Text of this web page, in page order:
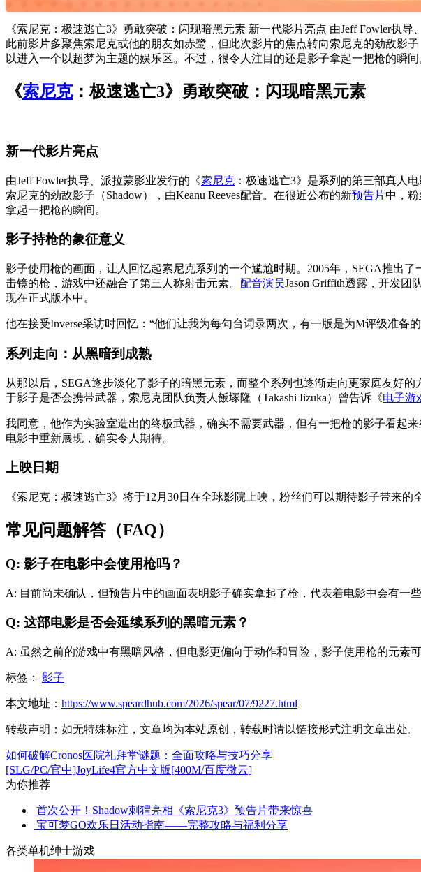
《索尼克：极速逃亡3》勇敢突破：闪现暗黑元素 新一代影片亮点 由Jeff Fowler执
此前影片多聚焦索尼克或他的朋友如赤鹭，但此次影片的焦点转向索尼克的劲敌影
以进入一个以超梦为主题的娱乐区。不过，很令人注目的还是影子拿起一把枪的瞬间
《索尼克：极速逃亡3》勇敢突破：闪现暗黑元素
新一代影片亮点
由Jeff Fowler执导、派拉蒙影业发行的《索尼克 ：极速逃亡3》是系列的第三部真人
索尼克的劲敌影子（Shadow），由Keanu Reeves配音。在很近公布的新预告片中，
拿起一把枪的瞬间。
影子持枪的象征意义
影子使用枪的画面，让人回忆起索尼克系列的一个尴尬时期。2005年，SEGA推出
击镜的枪，游戏中还融合了第三人称射击元素。 配音演员Jason Griffith透露，开发团
现在正式版本中。
他在接受Inverse采访时回忆：“他们让我为每句台词录两次，有一版是为M评级准备
系列走向：从黑暗到成熟
从那以后，SEGA逐步淡化了影子的暗黑元素，而整个系列也逐渐走向更家庭友好
于影子是否会携带武器，索尼克团队负责人飯塚隆（Takashi Iizuka）曾告诉《电子游
我同意，他作为实验室造出的终极武器，确实不需要武器，但有一把枪的影子看起
电影中重新展现，确实令人期待。
上映日期
《索尼克：极速逃亡3》将于12月30日在全球影院上映，粉丝们可以期待影子带来的
常见问题解答（FAQ）
Q: 影子在电影中会使用枪吗？
A: 目前尚未确认，但预告片中的画面表明影子确实拿起了枪，代表着电影中会有一
Q: 这部电影是否会延续系列的黑暗元素？
A: 虽然之前的游戏中有黑暗风格，但电影更偏向于动作和冒险，影子使用枪的元素
标签： 影子
本文地址： https://www.speardhub.com/2026/spear/07/9227.html
转载声明： 如无特殊标注，文章均为本站原创，转载时请以链接形式注明文章出处。
如何破解Cronos医院礼拜堂谜题：全面攻略与技巧分享
[SLG/PC/官中]JoyLife4官方中文版[400M/百度微云]
为你推荐
首次公开！Shadow刺猬亮相《索尼克3》预告片带来惊喜
宝可梦GO欢乐日活动指南——完整攻略与福利分享
各类单机绅士游戏